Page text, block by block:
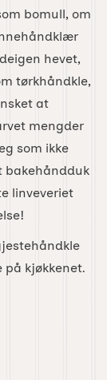
bomull, om
hevet,
tørkhåndkle,
at
mengder
som ikke
bakehåndduk
linveveriet
på kjøkkenet.